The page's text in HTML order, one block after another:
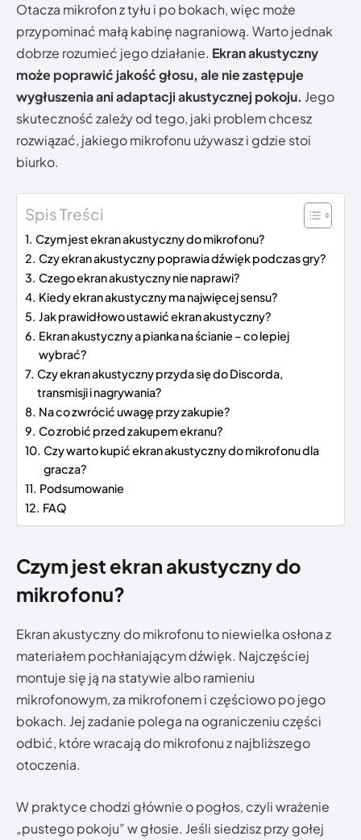
Otacza mikrofon z tyłu i po bokach, więc może
przypominać małą kabinę nagraniową. Warto jednak
dobrze rozumieć jego działanie. Ekran akustyczny
może poprawić jakość głosu, ale nie zastępuje
wygłuszenia ani adaptacji akustycznej pokoju. Jego
skuteczność zależy od tego, jaki problem chcesz
rozwiązać, jakiego mikrofonu używasz i gdzie stoi
biurko.
Spis Treści
Czym jest ekran akustyczny do mikrofonu?
Czy ekran akustyczny poprawia dźwięk podczas gry?
Czego ekran akustyczny nie naprawi?
Kiedy ekran akustyczny ma najwięcej sensu?
Jak prawidłowo ustawić ekran akustyczny?
Ekran akustyczny a pianka na ścianie – co lepiej
wybrać?
Czy ekran akustyczny przyda się do Discorda,
transmisji i nagrywania?
Na co zwrócić uwagę przy zakupie?
Co zrobić przed zakupem ekranu?
Czy warto kupić ekran akustyczny do mikrofonu dla
gracza?
Podsumowanie
FAQ
Czym jest ekran akustyczny do
mikrofonu?
Ekran akustyczny do mikrofonu to niewielka osłona z
materiałem pochłaniającym dźwięk. Najczęściej
montuje się ją na statywie albo ramieniu
mikrofonowym, za mikrofonem i częściowo po jego
bokach. Jej zadanie polega na ograniczeniu części
odbić, które wracają do mikrofonu z najbliższego
otoczenia.
W praktyce chodzi głównie o pogłos, czyli wrażenie
„pustego pokoju” w głosie. Jeśli siedzisz przy gołej